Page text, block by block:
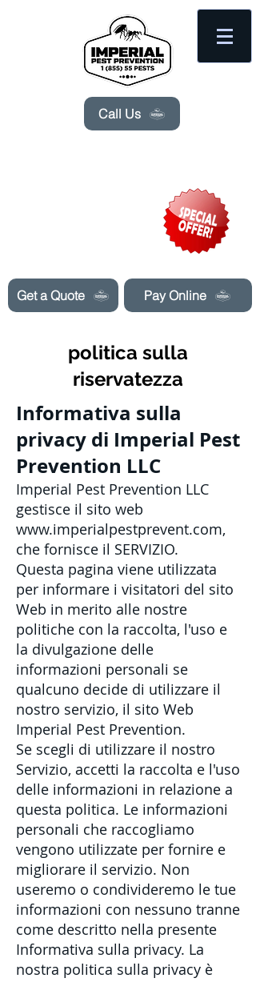
Get a Quote
Call Us
Pay Online
politica sulla
riservatezza
Informativa sulla
privacy di Imperial Pest
Prevention LLC
Imperial Pest Prevention LLC
gestisce il sito web
www.imperialpestprevent.com,
che fornisce il SERVIZIO.
Questa pagina viene utilizzata
per informare i visitatori del sito
Web in merito alle nostre
politiche con la raccolta, l'uso e
la divulgazione delle
informazioni personali se
qualcuno decide di utilizzare il
nostro servizio, il sito Web
Imperial Pest Prevention.
Se scegli di utilizzare il nostro
Servizio, accetti la raccolta e l'uso
delle informazioni in relazione a
questa politica. Le informazioni
personali che raccogliamo
vengono utilizzate per fornire e
migliorare il servizio. Non
useremo o condivideremo le tue
informazioni con nessuno tranne
come descritto nella presente
Informativa sulla privacy. La
nostra politica sulla privacy è